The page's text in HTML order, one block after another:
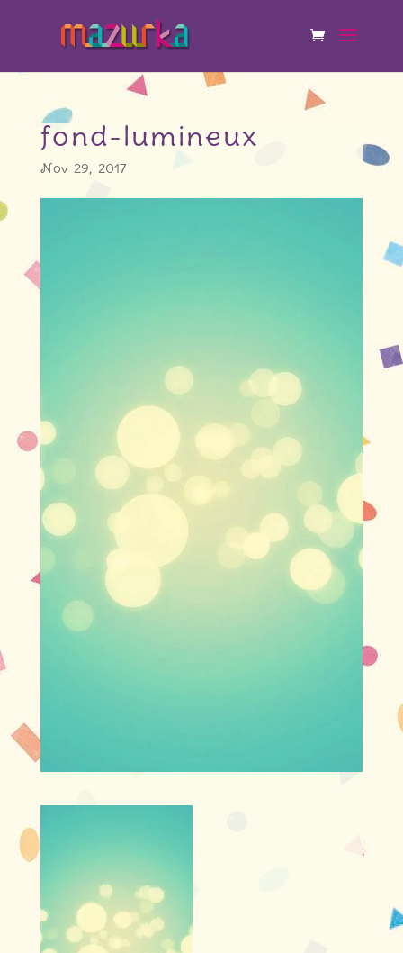
fond-lumineux
Nov 29, 2017